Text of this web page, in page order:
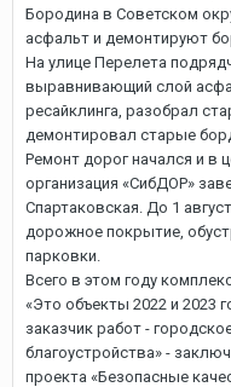
Бородина в Советском
асфальт и демонтируют
На улице Перелета
выравнивающий слой
ресайклинга, разобрал
демонтировал старые
Ремонт дорог начался и в
организация «СибДОР»
Спартаковская. До 1
дорожное покрытие,
парковки.
Всего в этом году
«Это объекты 2022 и 2023
заказчик работ -
благоустройства» -
проекта «Безопасные